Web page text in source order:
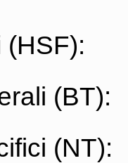
(HSF):
(BT):
(NT):